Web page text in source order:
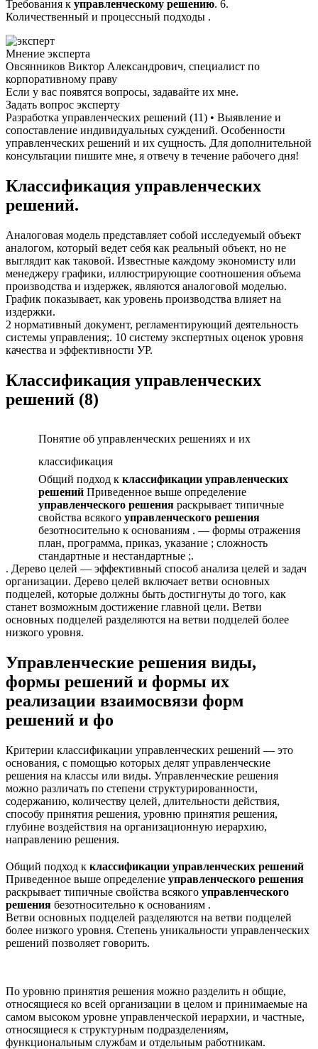
Требования к управленческому решению. 6.
Количественный и процессный подходы .
Мнение эксперта
Овсянников Виктор Александрович, специалист по
корпоративному праву
Если у вас появятся вопросы, задавайте их мне.
Задать вопрос эксперту
Разработка управленческих решений (11) • Выявление и
сопоставление индивидуальных суждений. Особенности
управленческих решений и их сущность. Для дополнительной
консультации пишите мне, я отвечу в течение рабочего дня!
Классификация управленческих
решений.
Аналоговая модель представляет собой исследуемый объект
аналогом, который ведет себя как реальный объект, но не
выглядит как таковой. Известные каждому экономисту или
менеджеру графики, иллюстрирующие соотношения объема
производства и издержек, являются аналоговой моделью.
График показывает, как уровень производства влияет на
издержки.
2 нормативный документ, регламентирующий деятельность
системы управления;. 10 систему экспертных оценок уровня
качества и эффективности УР.
Классификация управленческих
решений (8)
Понятие об управленческих решениях и их
классификация
Общий подход к классификации управленческих
решений Приведенное выше определение
управленческого реше­ния раскрывает типичные
свойства всякого управленче­ского решения
безотносительно к основаниям . — формы отражения
план, программа, приказ, указание ; сложность
стандартные и нестандартные ;.
. Дерево целей — эффективный способ анализа целей и задач
организации. Дерево целей включает ветви основных
подцелей, которые должны быть достигнуты до того, как
станет возможным достижение главной цели. Ветви
основных подцелей разделяются на ветви подцелей более
низкого уровня.
Управленческие решения виды,
формы решений и формы их
реализации взаимосвязи форм
решений и фо
Критерии классификации управленческих решений — это
основания, с помощью которых делят управленческие
решения на классы или виды. Управленческие решения
можно различать по степени структурированности,
содержанию, количеству целей, длительности действия,
способу принятия решения, уровню принятия решения,
глубине воздействия на организационную иерархию,
направлению решения.
Общий подход к классификации управленческих решений
Приведенное выше определение управленческого реше­ния
раскрывает типичные свойства всякого управленче­ского
решения безотносительно к основаниям .
Ветви основных подцелей разделяются на ветви подцелей
более низкого уровня. Степень уникальности управленческих
решений позволяет говорить.
По уровню принятия решения можно разделить н общие,
относящиеся ко всей организации в целом и принимаемые на
самом высоком уровне управленческой иерархии, и частные,
относящиеся к структурным подразделениям,
функциональным службам и отдельным работникам.